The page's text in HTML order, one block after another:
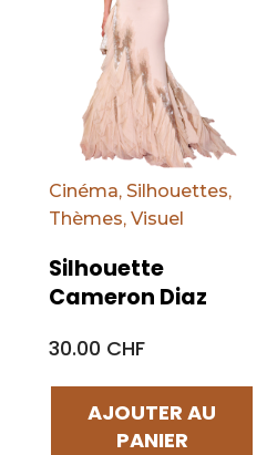
Cinéma, Silhouettes,
Thèmes, Visuel
Silhouette
Cameron Diaz
30.00 CHF
AJOUTER AU
PANIER